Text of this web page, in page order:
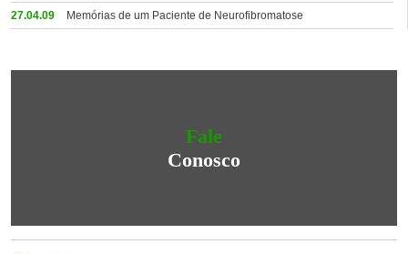
27.04.09 Memórias de um Paciente de Neurofibromatose
Fale
Conosco